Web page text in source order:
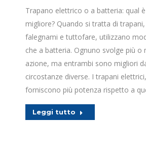
Trapano elettrico o a batteria: qual
migliore? Quando si tratta di
falegnami e tuttofare, utilizzano
che a batteria. Ognuno svolge più o
azione, ma entrambi sono migliori
circostanze diverse. I trapani
forniscono più potenza rispetto a
Leggi tutto